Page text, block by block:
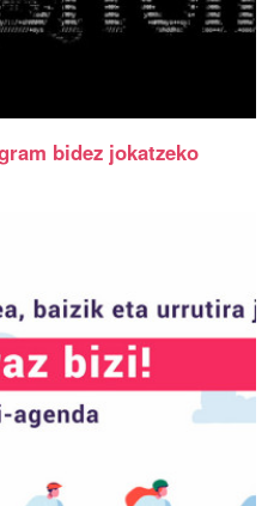
bidez jokatzeko